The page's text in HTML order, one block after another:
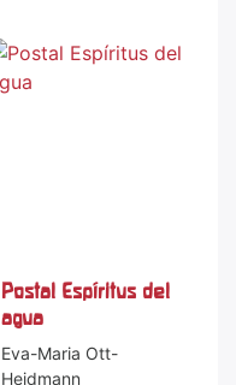
Postal Espíritus del
agua
Eva-Maria Ott-
Heidmann